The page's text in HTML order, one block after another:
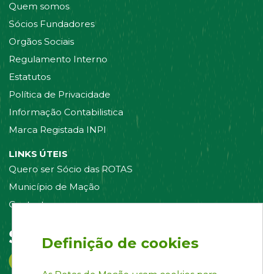
Quem somos
Sócios Fundadores
Orgãos Sociais
Regulamento Interno
Estatutos
Política de Privacidade
Informação Contabilistica
Marca Registada INPI
LINKS ÚTEIS
Quero ser Sócio das ROTAS
Município de Mação
Contacte-nos
Siga-nos em:
Definição de cookies